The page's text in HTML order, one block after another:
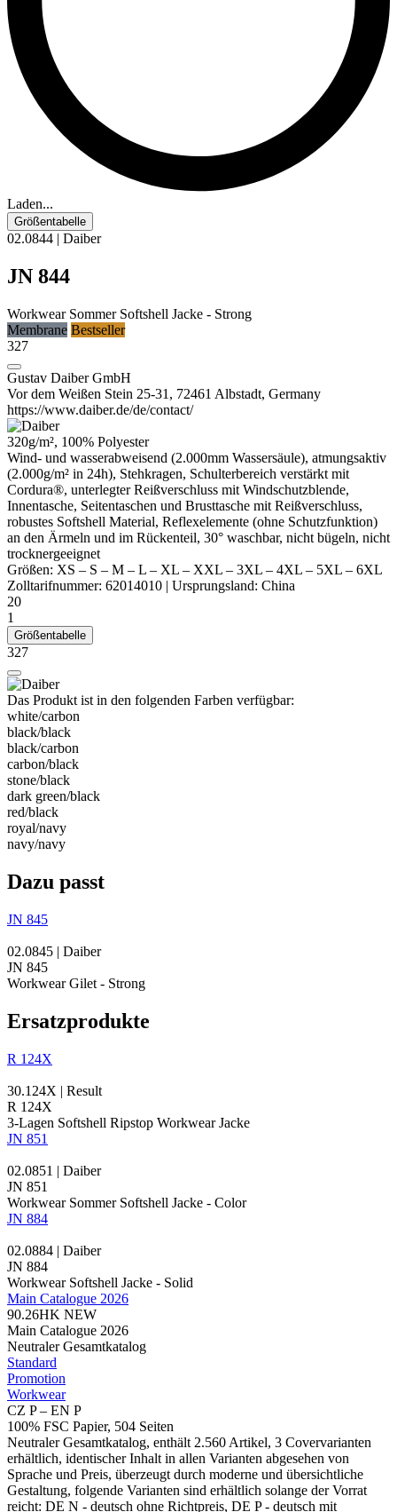
Laden...
Größentabelle
02.0844 | Daiber
JN 844
Workwear Sommer Softshell Jacke - Strong
Membrane Bestseller
327
Gustav Daiber GmbH
Vor dem Weißen Stein 25-31, 72461 Albstadt, Germany
https://www.daiber.de/de/contact/
320g/m², 100% Polyester
Wind- und wasserabweisend (2.000mm Wassersäule), atmungsaktiv
(2.000g/m² in 24h), Stehkragen, Schulterbereich verstärkt mit
Cordura®, unterlegter Reißverschluss mit Windschutzblende,
Innentasche, Seitentaschen und Brusttasche mit Reißverschluss,
robustes Softshell Material, Reflexelemente (ohne Schutzfunktion)
an den Ärmeln und im Rückenteil, 30° waschbar, nicht bügeln, nicht
trocknergeeignet
Größen: XS – S – M – L – XL – XXL – 3XL – 4XL – 5XL – 6XL
Zolltarifnummer: 62014010 | Ursprungsland: China
20
1
Größentabelle
327
Das Produkt ist in den folgenden Farben verfügbar:
white/​carbon
black/​black
black/​carbon
carbon/​black
stone/​black
dark green/​black
red/​black
royal/​navy
navy/​navy
Dazu passt
JN 845
02.0845 | Daiber
JN 845
Workwear Gilet - Strong
Ersatzprodukte
R 124X
30.124X | Result
R 124X
3-Lagen Softshell Ripstop Workwear Jacke
JN 851
02.0851 | Daiber
JN 851
Workwear Sommer Softshell Jacke - Color
JN 884
02.0884 | Daiber
JN 884
Workwear Softshell Jacke - Solid
Main Catalogue 2026
90.26HK NEW
Main Catalogue 2026
Neutraler Gesamtkatalog
Standard
Promotion
Workwear
CZ P – EN P
100% FSC Papier, 504 Seiten
Neutraler Gesamtkatalog, enthält 2.560 Artikel, 3 Covervarianten
erhältlich, identischer Inhalt in allen Varianten abgesehen von
Sprache und Preis, überzeugt durch moderne und übersichtliche
Gestaltung, folgende Varianten sind erhältlich solange der Vorrat
reicht: DE N - deutsch ohne Richtpreis, DE P - deutsch mit